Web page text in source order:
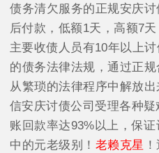
债务清欠服务的正规安庆
后付款，低额1天，高额7
主要收债人员有10年以上
的债务法律法规，通过正
从繁琐的法律程序中解放
信安庆讨债公司受理各种
账回款率达93%以上，保
中的元老级别！ 老赖克星